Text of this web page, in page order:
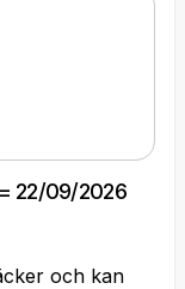
22/09/2026
och kan